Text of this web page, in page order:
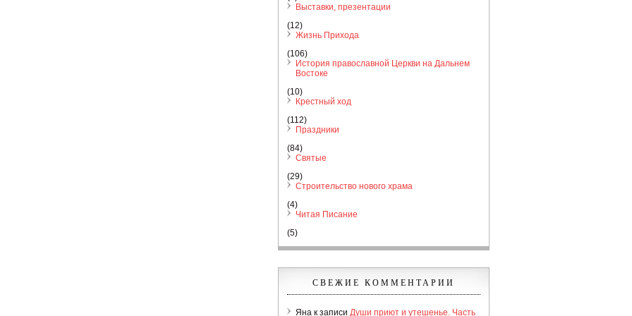
Выставки, презентации
(12)
Жизнь Прихода
(106)
История православной Церкви на Дальнем
Востоке
(10)
Крестный ход
(112)
Праздники
(84)
Святые
(29)
Строительство нового храма
(4)
Читая Писание
(5)
СВЕЖИЕ КОММЕНТАРИИ
Яна к записи Души приют и утешенье. Часть